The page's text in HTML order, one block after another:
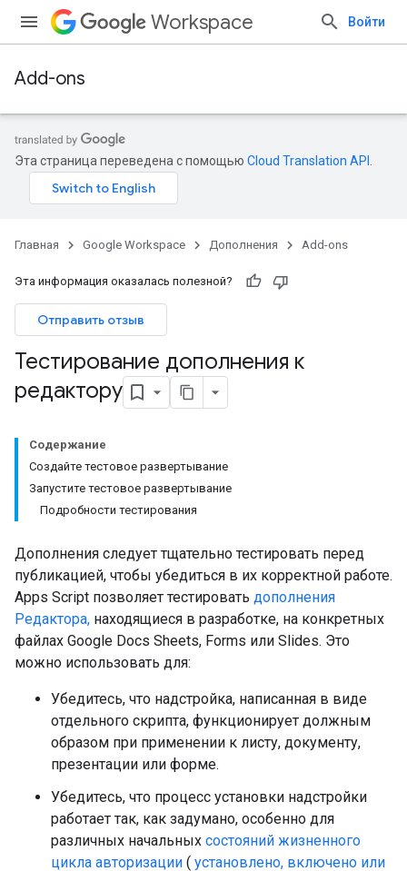
Workspace Войти
Add-ons
Эта страница переведена с помощью Cloud Translation API
Главная Google Workspace Дополнения Add-ons
Эта информация оказалась полезной?
Отправить отзыв
Тестирование дополнения к
редактору
Содержание
Создайте тестовое развертывание
Запустите тестовое развертывание
Подробности тестирования
Дополнения следует тщательно тестировать перед
публикацией, чтобы убедиться в их корректной работе.
Apps Script позволяет тестировать дополнения
Редактора, находящиеся в разработке, на конкретных
файлах Google Docs Sheets, Forms или Slides. Это
можно использовать для:
Убедитесь, что надстройка, написанная в виде
отдельного скрипта, функционирует должным
образом при применении к листу, документу,
презентации или форме.
Убедитесь, что процесс установки надстройки
работает так, как задумано, особенно для
различных начальных состояний жизненного
цикла авторизации ( установлено, включено или